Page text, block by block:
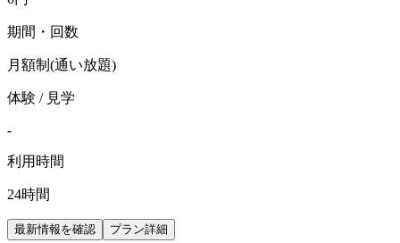
期間・回数
月額制(通い放題)
体験 / 見学
-
利用時間
24時間
最新情報を確認 プラン詳細